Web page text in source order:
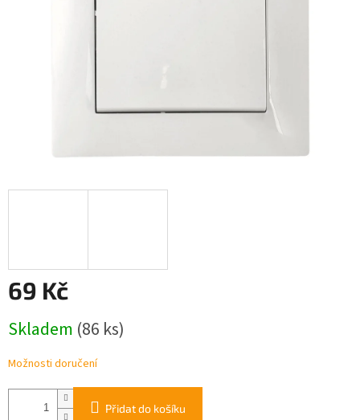
69 Kč
cena:
Skladem (86 ks)
Možnosti doručení
Přidat do košíku